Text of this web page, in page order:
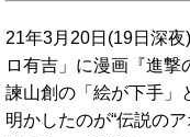
21年3月20日(19日深
ロ有吉」に漫画『進撃
諫山創の「絵が下手」
明かしたのが“伝説の